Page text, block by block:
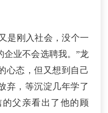
是刚入社会，没个一
企业不会选聘我。”龙
心态，但又想到自己
弃，等沉淀几年学了
父亲看出了他的顾